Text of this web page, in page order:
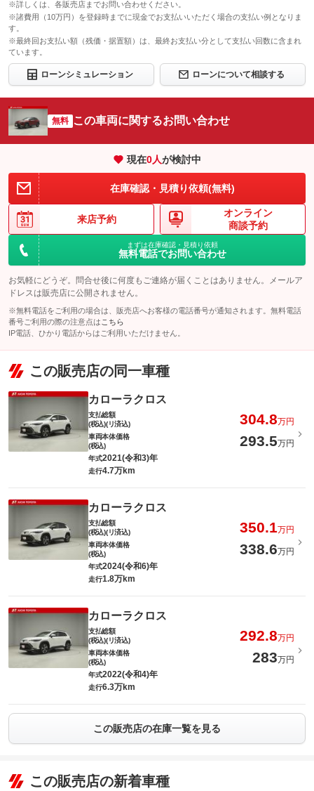
※詳しくは、各販売店までお問い合わせください。
※諸費用（10万円）を登録時までに現金でお支払いいただく場合の支払い例となりま
す。
※最終回お支払い額（残価・据置額）は、最終お支払い分として支払い回数に含まれ
ています。
ローンシミュレーション ローンについて相談する
無料 この車両に関するお問い合わせ
現在0人が検討中
在庫確認・見積り依頼(無料)
来店予約
オンライン
商談予約
まずは在庫確認・見積り依頼
無料電話でお問い合わせ
お気軽にどうぞ。問合せ後に何度もご連絡が届くことはありません。メールア
ドレスは販売店に公開されません。
※無料電話をご利用の場合は、販売店へお客様の電話番号が通知されます。無料電話
番号ご利用の際の注意点は こちら
IP電話、ひかり電話からはご利用いただけません。
この販売店の同一車種
カローラクロス
支払総額
(税込)(リ済込)
304.8万円
車両本体価格
(税込)
293.5万円
年式2021(令和3)年
走行4.7万km
カローラクロス
支払総額
(税込)(リ済込)
350.1万円
車両本体価格
(税込)
338.6万円
年式2024(令和6)年
走行1.8万km
カローラクロス
支払総額
(税込)(リ済込)
292.8万円
車両本体価格
(税込)
283万円
年式2022(令和4)年
走行6.3万km
この販売店の在庫一覧を見る
この販売店の新着車種